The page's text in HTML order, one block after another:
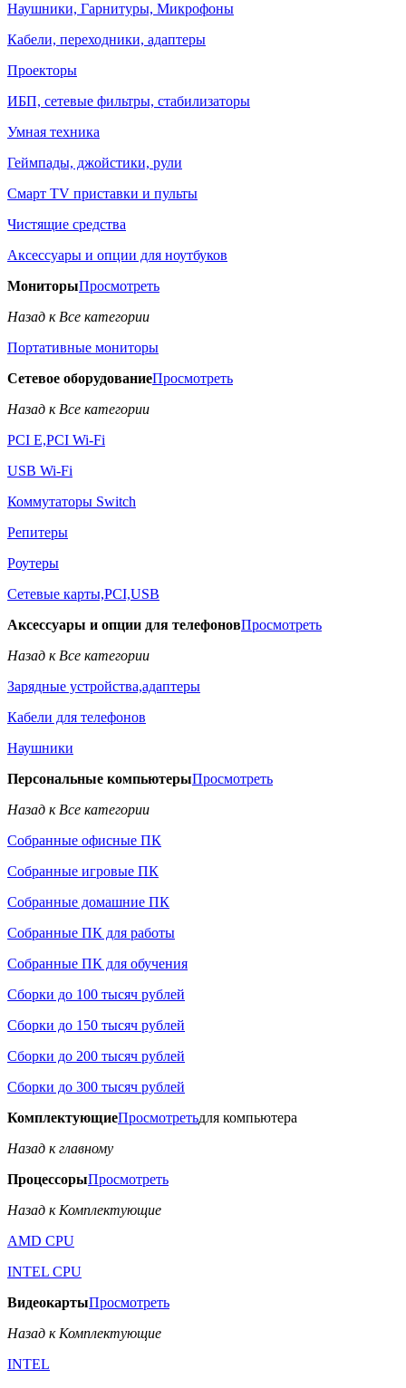
Наушники, Гарнитуры, Микрофоны
Кабели, переходники, адаптеры
Проекторы
ИБП, сетевые фильтры, стабилизаторы
Умная техника
Геймпады, джойстики, рули
Смарт TV приставки и пульты
Чистящие средства
Аксессуары и опции для ноутбуков
МониторыПросмотреть
Назад к Все категории
Портативные мониторы
Сетевое оборудованиеПросмотреть
Назад к Все категории
PCI E,PCI Wi-Fi
USB Wi-Fi
Коммутаторы Switch
Репитеры
Роутеры
Сетевые карты,PCI,USB
Аксессуары и опции для телефоновПросмотреть
Назад к Все категории
Зарядные устройства,адаптеры
Кабели для телефонов
Наушники
Персональные компьютерыПросмотреть
Назад к Все категории
Собранные офисные ПК
Собранные игровые ПК
Собранные домашние ПК
Собранные ПК для работы
Собранные ПК для обучения
Сборки до 100 тысяч рублей
Сборки до 150 тысяч рублей
Сборки до 200 тысяч рублей
Сборки до 300 тысяч рублей
КомплектующиеПросмотретьдля компьютера
Назад к главному
ПроцессорыПросмотреть
Назад к Комплектующие
AMD CPU
INTEL CPU
ВидеокартыПросмотреть
Назад к Комплектующие
INTEL